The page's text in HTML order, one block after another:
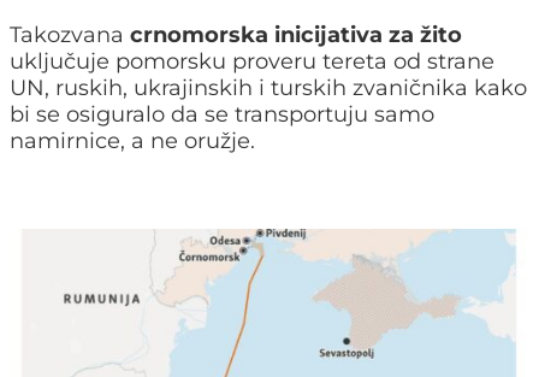
Takozvana crnomorska inicijativa za žito
uključuje pomorsku proveru tereta od strane
UN, ruskih, ukrajinskih i turskih zvaničnika kako
bi se osiguralo da se transportuju samo
namirnice, a ne oružje.